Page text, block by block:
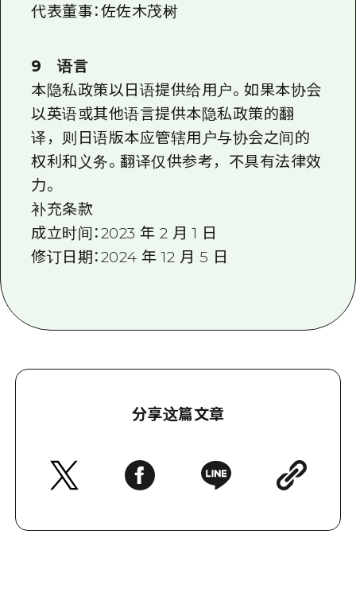
代表董事：佐佐木茂树
9 语言
本隐私政策以日语提供给用户。如果本协会
以英语或其他语言提供本隐私政策的翻
译，则日语版本应管辖用户与协会之间的
权利和义务。翻译仅供参考，不具有法律效
力。
补充条款
成立时间：2023 年 2 月 1 日
修订日期：2024 年 12 月 5 日
分享这篇文章